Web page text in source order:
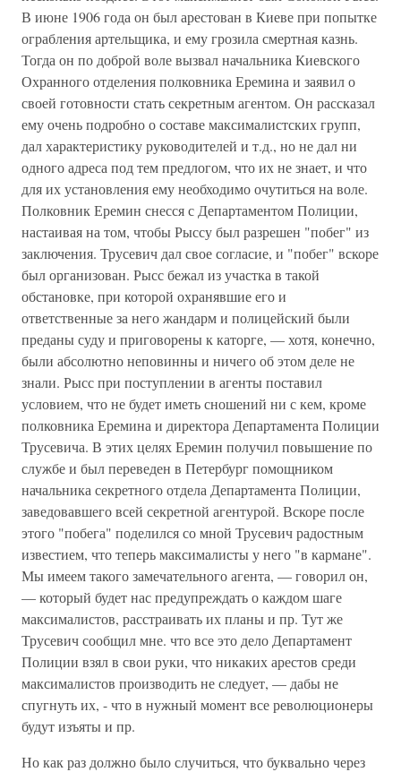
В июне 1906 года он был арестован в Киеве при попытке
ограбления артельщика, и ему грозила смертная казнь.
Тогда он по доброй воле вызвал начальника Киевского
Охранного отделения полковника Еремина и заявил о
своей готовности стать секретным агентом. Он рассказал
ему очень подробно о составе максималистских групп,
дал характеристику руководителей и т.д., но не дал ни
одного адреса под тем предлогом, что их не знает, и что
для их установления ему необходимо очутиться на воле.
Полковник Еремин снесся с Департаментом Полиции,
настаивая на том, чтобы Рыссу был разрешен "побег" из
заключения. Трусевич дал свое согласие, и "побег" вскоре
был организован. Рысс бежал из участка в такой
обстановке, при которой охранявшие его и
ответственные за него жандарм и полицейский были
преданы суду и приговорены к каторге, — хотя, конечно,
были абсолютно неповинны и ничего об этом деле не
знали. Рысс при поступлении в агенты поставил
условием, что не будет иметь сношений ни с кем, кроме
полковника Еремина и директора Департамента Полиции
Трусевича. В этих целях Еремин получил повышение по
службе и был переведен в Петербург помощником
начальника секретного отдела Департамента Полиции,
заведовавшего всей секретной агентурой. Вскоре после
этого "побега" поделился со мной Трусевич радостным
известием, что теперь максималисты у него "в кармане".
Мы имеем такого замечательного агента, — говорил он,
— который будет нас предупреждать о каждом шаге
максималистов, расстраивать их планы и пр. Тут же
Трусевич сообщил мне. что все это дело Департамент
Полиции взял в свои руки, что никаких арестов среди
максималистов производить не следует, — дабы не
спугнуть их, - что в нужный момент все революционеры
будут изъяты и пр.
Но как раз должно было случиться, что буквально через